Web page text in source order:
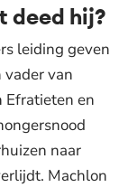
deed hij?
leiding geven
vader van
Efratieten en
naar
Machlon